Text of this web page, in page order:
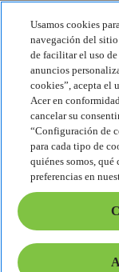
Eventos
Sostenibilidad
Sostenibilidad
Huella de
Proyecto
Earthion
Política de privacidad
Política de cookies
Aviso legal
Información legal
Política de
Configuración de
América Latina -
Usamos cookies
navegación del
de facilitar el uso
anuncios
cookies”, acepta el
Acer en
cancelar su
“Configuración de
para cada tipo de
quiénes somos,
preferencias en